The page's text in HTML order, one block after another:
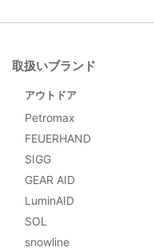
取扱いブランド
アウトドア
Petromax
FEUERHAND
SIGG
GEAR AID
LuminAID
SOL
snowline